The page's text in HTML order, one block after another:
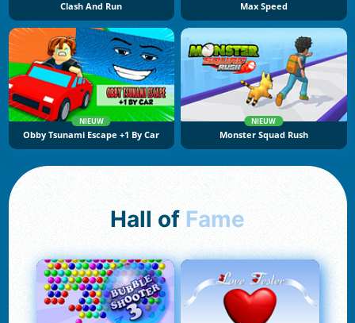
Clash And Run Max Speed
NIEUW
Obby Tsunami Escape +1 By Car
NIEUW
Monster Squad Rush
Hall of Fame